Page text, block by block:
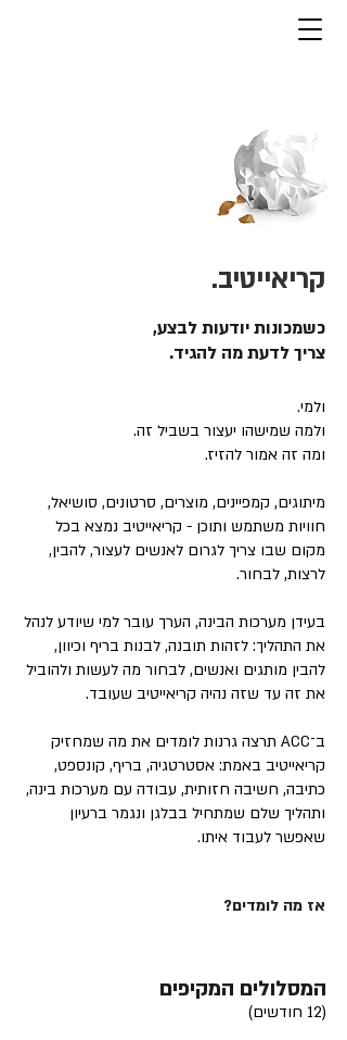
קריאייטיב.
כשמכונות יודעות לבצע,
צריך לדעת מה להגיד.
ולמי.
ולמה שמישהו יעצור בשביל זה.
ומה זה אמור להזיז.
מיתוגים, קמפיינים, מוצרים, סרטונים, סושיאל,
חוויות משתמש ותוכן - קריאייטיב נמצא בכל
מקום שבו צריך לגרום לאנשים לעצור, להבין,
לרצות, לבחור.
בעידן מערכות הבינה, הערך עובר למי שיודע לנהל
את התהליך: לזהות תובנה, לבנות בריף וכיוון,
להבין מותגים ואנשים, לבחור מה לעשות ולהוביל
את זה עד שזה נהיה קריאייטיב שעובד.
ב־ACC תרצה גרנות לומדים את מה שמחזיק
קריאייטיב באמת: אסטרטגיה, בריף, קונספט,
כתיבה, חשיבה חזותית, עבודה עם מערכות בינה,
ותהליך שלם שמתחיל בבלגן ונגמר ברעיון
שאפשר לעבוד איתו.
אז מה לומדים?
המסלולים המקיפים
(12 חודשים)